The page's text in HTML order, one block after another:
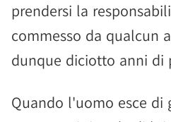
prendersi la
commesso da qualcun
dunque diciotto anni di
Quando l'uomo esce di